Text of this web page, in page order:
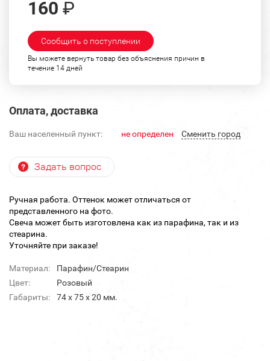
160 ₽
Сообщить о поступлении
Вы можете вернуть товар без объяснения причин в
течение 14 дней
Оплата, доставка
Ваш населенный пункт: не определен Cменить город
Задать вопрос
Ручная работа. Оттенок может отличаться от
представленного на фото.
Свеча может быть изготовлена как из парафина, так и из
стеарина.
Уточняйте при заказе!
Материал:
Парафин/Стеарин
Цвет:
Розовый
Габариты:
74 x 75 x 20 мм.